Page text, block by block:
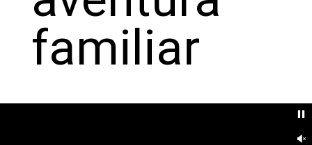
familiar